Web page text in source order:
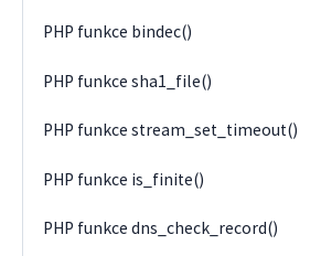
PHP funkce bindec()
PHP funkce sha1_file()
PHP funkce stream_set_timeout()
PHP funkce is_finite()
PHP funkce dns_check_record()